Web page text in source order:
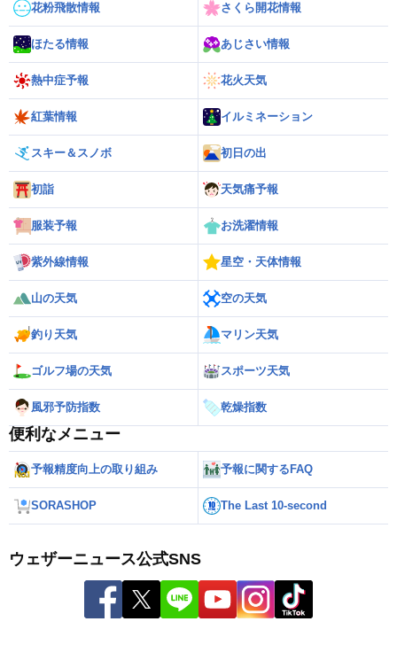
花粉飛散情報 さくら開花情報
ほたる情報 あじさい情報
熱中症予報 花火天気
紅葉情報 イルミネーション
スキー＆スノボ 初日の出
初詣 天気痛予報
服装予報 お洗濯情報
紫外線情報 星空・天体情報
山の天気 空の天気
釣り天気 マリン天気
ゴルフ場の天気 スポーツ天気
風邪予防指数 乾燥指数
便利なメニュー
予報精度向上の取り組み 予報に関するFAQ
SORASHOP The Last 10-second
ウェザーニュース公式SNS